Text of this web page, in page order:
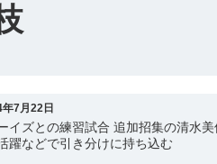
7月22日
イズとの練習試合 追加招集の清水
躍などで引き分けに持ち込む